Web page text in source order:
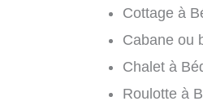
Cottage à
Cabane ou
Chalet à
Roulotte à